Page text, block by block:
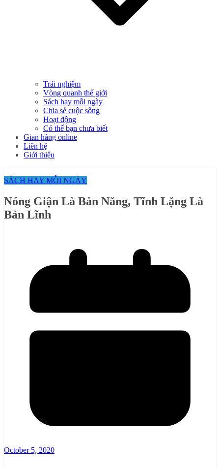
Trải nghiệm
Vòng quanh thế giới
Sách hay mỗi ngày
Chia sẻ cuộc sống
Hoạt động
Có thể bạn chưa biết
Gian hàng online
Liên hệ
Giới thiệu
SÁCH HAY MỖI NGÀY
Nóng Giận Là Bản Năng, Tĩnh Lặng Là
Bản Lĩnh
October 5, 2020